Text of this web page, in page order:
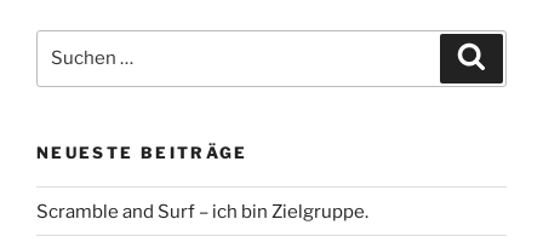
nach:
NEUESTE BEITRÄGE
Scramble and Surf – ich bin Zielgruppe.